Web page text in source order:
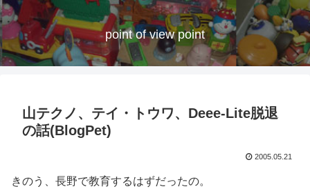
point of view point
山テクノ、テイ・トウワ、Deee-Lite脱退
の話(BlogPet)
2005.05.21
きのう、長野で教育するはずだったの。